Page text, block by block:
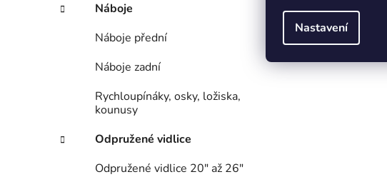
Nastavení
Náboje
Náboje přední
Náboje zadní
Rychloupínáky, osky, ložiska,
kounusy
Odpružené vidlice
Odpružené vidlice 20" až 26"